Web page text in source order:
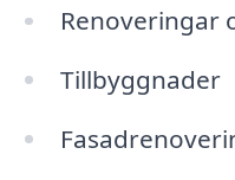
Renoveringar
Tillbyggnader